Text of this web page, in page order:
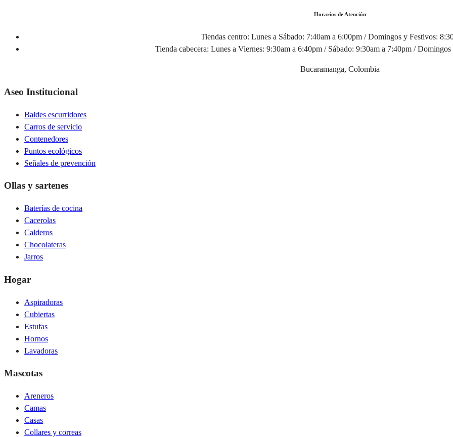
Horarios de Atención
Tiendas centro: Lunes a Sábado: 7:40am a 6:00pm / Domingos y Festivos:
Tienda cabecera: Lunes a Viernes: 9:30am a 6:40pm / Sábado: 9:30am a 7:40pm /
Bucaramanga, Colombia
Aseo Institucional
Baldes escurridores
Carros de servicio
Contenedores
Puntos ecológicos
Señales de prevención
Ollas y sartenes
Baterías de cocina
Cacerolas
Calderos
Chocolateras
Jarros
Hogar
Aspiradoras
Cubiertas
Estufas
Hornos
Lavadoras
Mascotas
Areneros
Camas
Casas
Collares y correas